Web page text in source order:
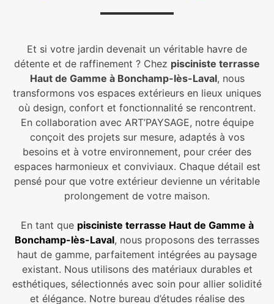
Et si votre jardin devenait un véritable havre de
détente et de raffinement ? Chez pisciniste terrasse
Haut de Gamme à Bonchamp-lès-Laval, nous
transformons vos espaces extérieurs en lieux uniques
où design, confort et fonctionnalité se rencontrent.
En collaboration avec ART’PAYSAGE, notre équipe
conçoit des projets sur mesure, adaptés à vos
besoins et à votre environnement, pour créer des
espaces harmonieux et conviviaux. Chaque détail est
pensé pour que votre extérieur devienne un véritable
prolongement de votre maison.
En tant que pisciniste terrasse Haut de Gamme à
Bonchamp-lès-Laval, nous proposons des terrasses
haut de gamme, parfaitement intégrées au paysage
existant. Nous utilisons des matériaux durables et
esthétiques, sélectionnés avec soin pour allier solidité
et élégance. Notre bureau d’études réalise des